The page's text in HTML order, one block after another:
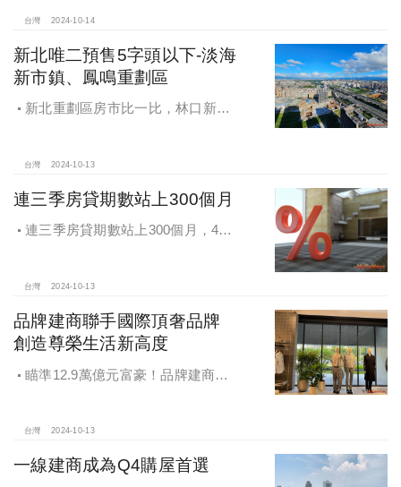
台灣 2024-10-14
新北唯二預售5字頭以下-淡海
新市鎮、鳳鳴重劃區
新北重劃區房市比一比，林口新市
台灣 2024-10-13
連三季房貸期數站上300個月
連三季房貸期數站上300個月，4都
台灣 2024-10-13
品牌建商聯手國際頂奢品牌
創造尊榮生活新高度
瞄準12.9萬億元富豪！品牌建商聯
台灣 2024-10-13
一線建商成為Q4購屋首選